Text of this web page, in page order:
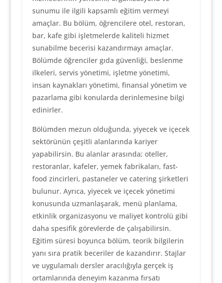
sunumu ile ilgili kapsamlı eğitim vermeyi
amaçlar. Bu bölüm, öğrencilere otel, restoran,
bar, kafe gibi işletmelerde kaliteli hizmet
sunabilme becerisi kazandırmayı amaçlar.
Bölümde öğrenciler gıda güvenliği, beslenme
ilkeleri, servis yönetimi, işletme yönetimi,
insan kaynakları yönetimi, finansal yönetim ve
pazarlama gibi konularda derinlemesine bilgi
edinirler.
Bölümden mezun olduğunda, yiyecek ve içecek
sektörünün çeşitli alanlarında kariyer
yapabilirsin. Bu alanlar arasında; oteller,
restoranlar, kafeler, yemek fabrikaları, fast-
food zincirleri, pastaneler ve catering şirketleri
bulunur. Ayrıca, yiyecek ve içecek yönetimi
konusunda uzmanlaşarak, menü planlama,
etkinlik organizasyonu ve maliyet kontrolü gibi
daha spesifik görevlerde de çalışabilirsin.
Eğitim süresi boyunca bölüm, teorik bilgilerin
yanı sıra pratik beceriler de kazandırır. Stajlar
ve uygulamalı dersler aracılığıyla gerçek iş
ortamlarında deneyim kazanma fırsatı